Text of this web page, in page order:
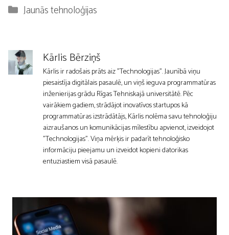
Kategorijas
Jaunās tehnoloģijas
Kārlis Bērziņš
Kārlis ir radošais prāts aiz "Technologijas". Jaunībā viņu
piesaistīja digitālais pasaulē, un viņš ieguva programmatūras
inženierijas grādu Rīgas Tehniskajā universitātē. Pēc
vairākiem gadiem, strādājot inovatīvos startupos kā
programmatūras izstrādātājs, Kārlis nolēma savu tehnoloģiju
aizraušanos un komunikācijas mīlestību apvienot, izveidojot
"Technologijas". Viņa mērķis ir padarīt tehnoloģisko
informāciju pieejamu un izveidot kopieni datorikas
entuziastiem visā pasaulē.